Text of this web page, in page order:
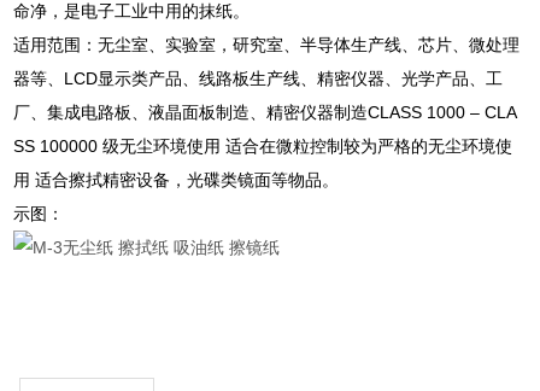
命净，是电子工业中用的抹纸。
适用范围：无尘室、实验室，研究室、半导体生产线、芯片、微处理
器等、LCD显示类产品、线路板生产线、精密仪器、光学产品、工
厂、集成电路板、液晶面板制造、精密仪器制造CLASS 1000 – CLA
SS 100000 级无尘环境使用 适合在微粒控制较为严格的无尘环境使
用 适合擦拭精密设备，光碟类镜面等物品。
示图：